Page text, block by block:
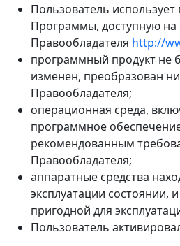
Пользователь
Программы, доступную
Правообладателя http://
программный продукт не
изменен, преобразован
Правообладателя;
операционная среда,
программное
рекомендованным
Правообладателя;
аппаратные средства
эксплуатации состоянии,
пригодной для
Пользователь